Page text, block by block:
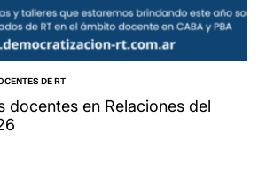
DE RT
docentes en Relaciones del